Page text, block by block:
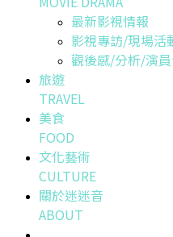
最新影視情報
影視專訪/現場活
觀後感/分析/演
旅遊
TRAVEL
美食
FOOD
文化藝術
CULTURE
關於迷迷音
ABOUT